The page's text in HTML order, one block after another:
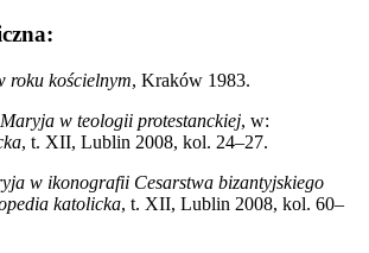
roku kościelnym, Kraków 1983.
Maryja w teologii protestanckiej, w:
, t. XII, Lublin 2008, kol. 24–27.
w ikonografii Cesarstwa bizantyjskiego
katolicka, t. XII, Lublin 2008, kol. 60–